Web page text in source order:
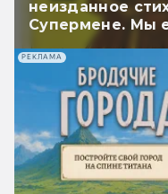
неизданное
Супермене. Мы
РЕКЛАМА